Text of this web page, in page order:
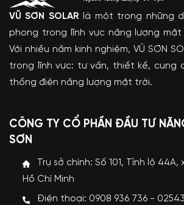
VŨ SƠN SOLAR là một trong những
phong trong lĩnh vực năng lượng
Với nhiều năm kinh nghiệm, VŨ SƠN
trong lĩnh vực: tư vấn, thiết kế, cung
thống điện năng lượng mặt trời.
CÔNG TY CỔ PHẦN ĐẦU TƯ
SƠN
Trụ sở chính: Số 101, Tỉnh lộ 44A,
Hồ Chí Minh
Điện thoại: 0908 936 736 - 02543